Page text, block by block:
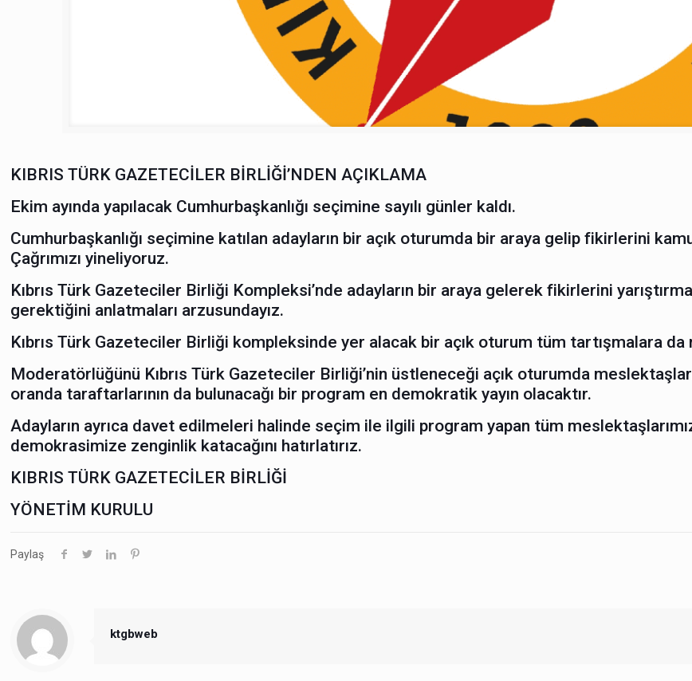
KIBRIS TÜRK GAZETECİLER BİRLİĞİ’NDEN AÇIKLAMA
Ekim ayında yapılacak Cumhurbaşkanlığı seçimine sayılı günler kaldı.
Cumhurbaşkanlığı seçimine katılan adayların bir açık oturumda bir araya gelip fikirlerini
Çağrımızı yineliyoruz.
Kıbrıs Türk Gazeteciler Birliği Kompleksi’nde adayların bir araya gelerek fikirlerini
gerektiğini anlatmaları arzusundayız.
Kıbrıs Türk Gazeteciler Birliği kompleksinde yer alacak bir açık oturum tüm tartışmalara da
Moderatörlüğünü Kıbrıs Türk Gazeteciler Birliği’nin üstleneceği açık oturumda
oranda taraftarlarının da bulunacağı bir program en demokratik yayın olacaktır.
Adayların ayrıca davet edilmeleri halinde seçim ile ilgili program yapan tüm
demokrasimize zenginlik katacağını hatırlatırız.
KIBRIS TÜRK GAZETECİLER BİRLİĞİ
YÖNETİM KURULU
Paylaş
ktgbweb